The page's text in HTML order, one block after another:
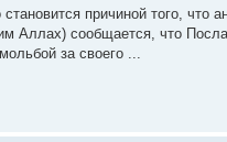
причиной того, что
Аллах) сообщается, что
за своего ...